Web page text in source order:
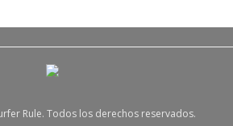
Rule. Todos los derechos reservados.